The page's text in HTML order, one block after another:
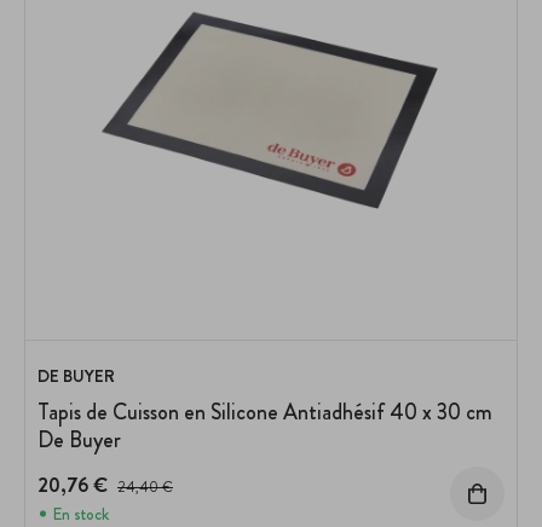
DE BUYER
Tapis de Cuisson en Silicone Antiadhésif 40 x 30 cm
De Buyer
20,76 € Prix avant réduction :
24,40 €
En stock